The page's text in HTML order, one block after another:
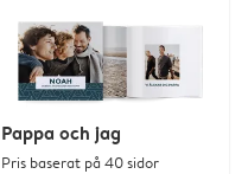
Pappa och jag
Pris baserat på 40 sidor